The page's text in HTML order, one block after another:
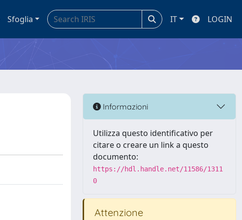
Sfoglia IT LOGIN
Informazioni
Utilizza questo identificativo per
citare o creare un link a questo
documento:
https://hdl.handle.net/11586/1311
0
Attenzione